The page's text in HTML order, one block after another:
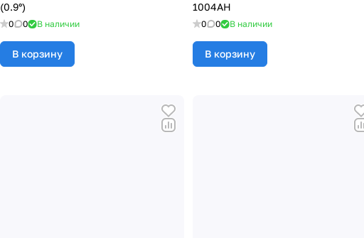
(0.9°)
0 0 В наличии
В корзину
1004AH
0 0 В наличии
В корзину